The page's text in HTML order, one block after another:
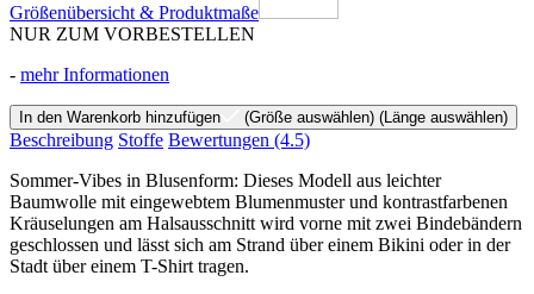
Größenübersicht & Produktmaße
NUR ZUM VORBESTELLEN
- mehr Informationen
In den Warenkorb hinzufügen (Größe auswählen) (Länge auswählen)
Beschreibung Stoffe Bewertungen (4.5)
Sommer-Vibes in Blusenform: Dieses Modell aus leichter
Baumwolle mit eingewebtem Blumenmuster und kontrastfarbenen
Kräuselungen am Halsausschnitt wird vorne mit zwei Bindebändern
geschlossen und lässt sich am Strand über einem Bikini oder in der
Stadt über einem T-Shirt tragen.